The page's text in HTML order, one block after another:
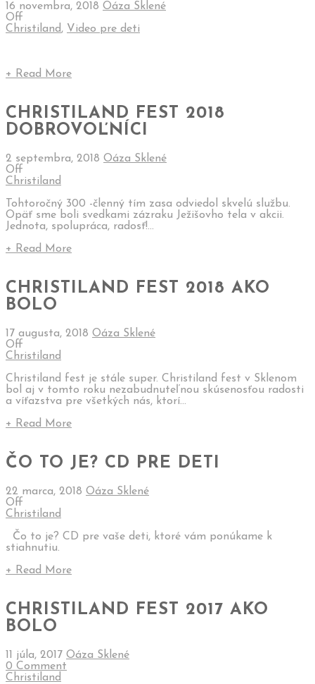
16 novembra, 2018 Oáza Sklené
Off
Christiland, Video pre deti
+ Read More
CHRISTILAND FEST 2018
DOBROVOĽNÍCI
2 septembra, 2018 Oáza Sklené
Off
Christiland
Tohtoročný 300 -členný tím zasa odviedol skvelú službu.
Opäť sme boli svedkami zázraku Ježišovho tela v akcii.
Jednota, spolupráca, radosť!...
+ Read More
CHRISTILAND FEST 2018 AKO
BOLO
17 augusta, 2018 Oáza Sklené
Off
Christiland
Christiland fest je stále super. Christiland fest v Sklenom
bol aj v tomto roku nezabudnuteľnou skúsenosťou radosti
a víťazstva pre všetkých nás, ktorí...
+ Read More
ČO TO JE? CD PRE DETI
22 marca, 2018 Oáza Sklené
Off
Christiland
Čo to je? CD pre vaše deti, ktoré vám ponúkame k
stiahnutiu.
+ Read More
CHRISTILAND FEST 2017 AKO
BOLO
11 júla, 2017 Oáza Sklené
0 Comment
Christiland